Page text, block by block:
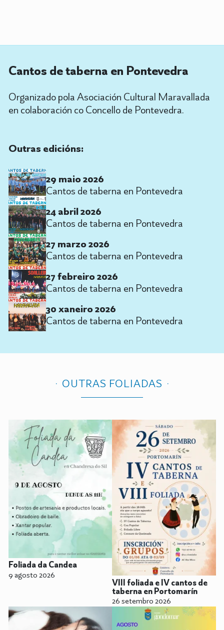
Cantos de taberna en Pontevedra
Organizado pola Asociación Cultural Maravallada
en colaboración co Concello de Pontevedra.
Outras edicións:
29 maio 2026
Cantos de taberna en Pontevedra
24 abril 2026
Cantos de taberna en Pontevedra
27 marzo 2026
Cantos de taberna en Pontevedra
27 febreiro 2026
Cantos de taberna en Pontevedra
30 xaneiro 2026
Cantos de taberna en Pontevedra
OUTRAS FOLIADAS
Foliada da Candea
9 agosto 2026
VIII foliada e IV cantos de
taberna en Portomarín
26 setembro 2026